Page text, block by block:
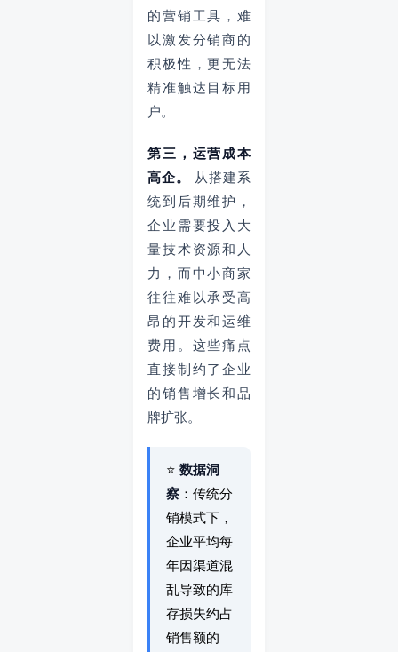
的营销工具，难
以激发分销商的
积极性，更无法
精准触达目标用
户。
第三，运营成本
高企。
从搭建系
统到后期维护，
企业需要投入大
量技术资源和人
力，而中小商家
往往难以承受高
昂的开发和运维
费用。这些痛点
直接制约了企业
的销售增长和品
牌扩张。
⭐ 数据洞
察 ：传统分
销模式下，
企业平均每
年因渠道混
乱导致的库
存损失约占
销售额的